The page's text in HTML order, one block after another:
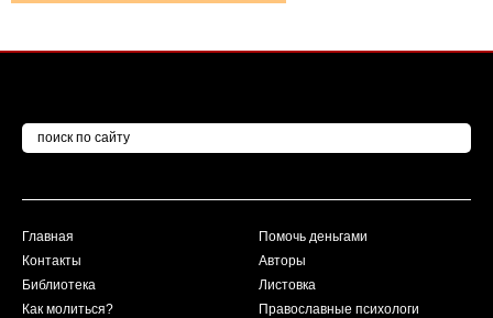
Главная
Контакты
Библиотека
Как молиться?
Помочь деньгами
Авторы
Листовка
Православные психологи